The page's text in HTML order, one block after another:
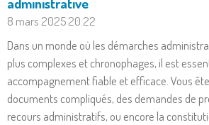
8 mars 202520:22
Dans un monde où les démarches
plus complexes et chronophages, il est
accompagnement fiable et efficace. Vous
documents compliqués, des demandes de
recours administratifs, ou encore la